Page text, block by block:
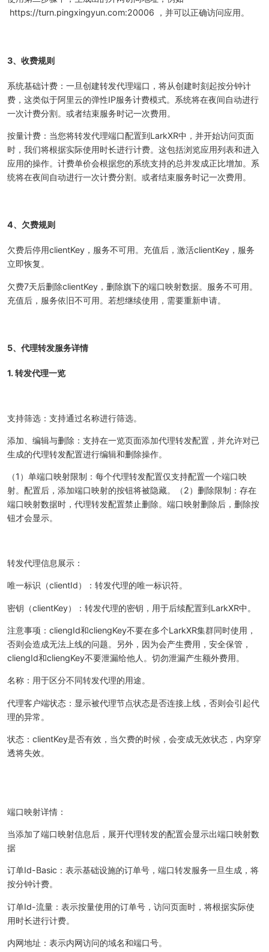
https://turn.pingxingyun.com:20006 ，并可以正确访问应用。
3、收费规则
系统基础计费：一旦创建转发代理端口，将从创建时刻起按分钟计
费，这类似于阿里云的弹性IP服务计费模式。系统将在夜间自动进行
一次计费分割。或者结束服务时记一次费用。
按量计费：当您将转发代理端口配置到LarkXR中，并开始访问页面
时，我们将根据实际使用时长进行计费。这包括浏览应用列表和进入
应用的操作。计费单价会根据您的系统支持的总并发成正比增加。系
统将在夜间自动进行一次计费分割。或者结束服务时记一次费用。
4、欠费规则
欠费后停用clientKey，服务不可用。充值后，激活clientKey，服务
立即恢复。
欠费7天后删除clientKey，删除旗下的端口映射数据。服务不可用。
充值后，服务依旧不可用。若想继续使用，需要重新申请。
5、代理转发服务详情
1. 转发代理一览
支持筛选：支持通过名称进行筛选。
添加、编辑与删除：支持在一览页面添加代理转发配置，并允许对已
生成的代理转发配置进行编辑和删除操作。
（1）单端口映射限制：每个代理转发配置仅支持配置一个端口映
射。配置后，添加端口映射的按钮将被隐藏。（2）删除限制：存在
端口映射数据时，代理转发配置禁止删除。端口映射删除后，删除按
钮才会显示。
转发代理信息展示：
唯一标识（clientId）：转发代理的唯一标识符。
密钥（clientKey）：转发代理的密钥，用于后续配置到LarkXR中。
注意事项：cliengId和cliengKey不要在多个LarkXR集群同时使用，
否则会造成无法上线的问题。另外，因为会产生费用，安全保管，
cliengId和cliengKey不要泄漏给他人。切勿泄漏产生额外费用。
名称：用于区分不同转发代理的用途。
代理客户端状态：显示被代理节点状态是否连接上线，否则会引起代
理的异常。
状态：clientKey是否有效，当欠费的时候，会变成无效状态，内穿穿
透将失效。
端口映射详情：
当添加了端口映射信息后，展开代理转发的配置会显示出端口映射数
据
订单Id-Basic：表示基础设施的订单号，端口转发服务一旦生成，将
按分钟计费。
订单Id-流量：表示按量使用的订单号，访问页面时，将根据实际使
用时长进行计费。
内网地址：表示内网访问的域名和端口号。